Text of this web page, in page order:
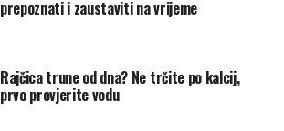
prepoznati i zaustaviti na vrijeme
Rajčica trune od dna? Ne trčite po kalcij,
prvo provjerite vodu